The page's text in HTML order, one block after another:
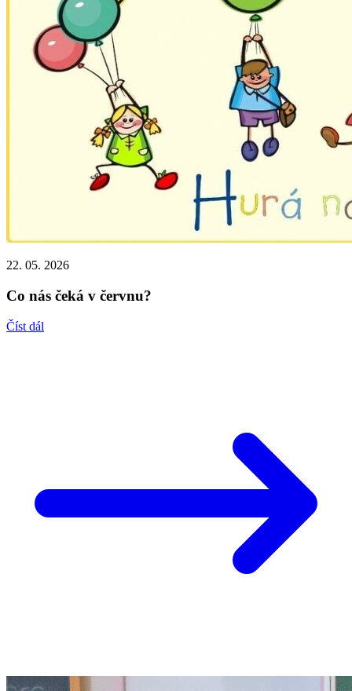
22. 05. 2026
Co nás čeká v červnu?
Číst dál